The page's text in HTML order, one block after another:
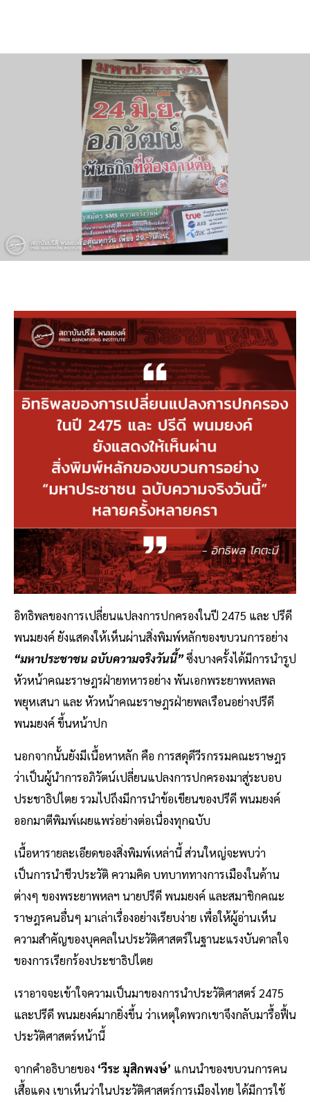
อิทธิพลของการเปลี่ยนแปลงการปกครองในปี 2475 และ ปรีดี
พนมยงค์ ยังแสดงให้เห็นผ่านสิ่งพิมพ์หลักของขบวนการอย่าง
“มหาประชาชน ฉบับความจริงวันนี้”ซึ่งบางครั้งได้มีการนำรูป
หัวหน้าคณะราษฎรฝ่ายทหารอย่าง พันเอกพระยาพหลพล
พยุหเสนา และ หัวหน้าคณะราษฎรฝ่ายพลเรือนอย่างปรีดี
พนมยงค์ ขึ้นหน้าปก
นอกจากนั้นยังมีเนื้อหาหลัก คือ การสดุดีวีรกรรมคณะราษฎร
ว่าเป็นผู้นำการอภิวัตน์เปลี่ยนแปลงการปกครองมาสู่ระบอบ
ประชาธิปไตย รวมไปถึงมีการนำข้อเขียนของปรีดี พนมยงค์
ออกมาตีพิมพ์เผยแพร่อย่างต่อเนื่องทุกฉบับ
เนื้อหารายละเอียดของสิ่งพิมพ์เหล่านี้ ส่วนใหญ่จะพบว่า
เป็นการนำชีวประวัติ ความคิด บทบาททางการเมืองในด้าน
ต่างๆ ของพระยาพหลฯ นายปรีดี พนมยงค์ และสมาชิกคณะ
ราษฎรคนอื่นๆ มาเล่าเรื่องอย่างเรียบง่าย เพื่อให้ผู้อ่านเห็น
ความสำคัญของบุคคลในประวัติศาสตร์ในฐานะแรงบันดาลใจ
ของการเรียกร้องประชาธิปไตย
เราอาจจะเข้าใจความเป็นมาของการนำประวัติศาสตร์ 2475
และปรีดี พนมยงค์มากยิ่งขึ้น ว่าเหตุใดพวกเขาจึงกลับมารื้อฟื้น
ประวัติศาสตร์หน้านี้
จากคำอธิบายของ ‘วีระ มุสิกพงษ์’ แกนนำของขบวนการคน
เสื้อแดง เขาเห็นว่าในประวัติศาสตร์การเมืองไทย ได้มีการใช้